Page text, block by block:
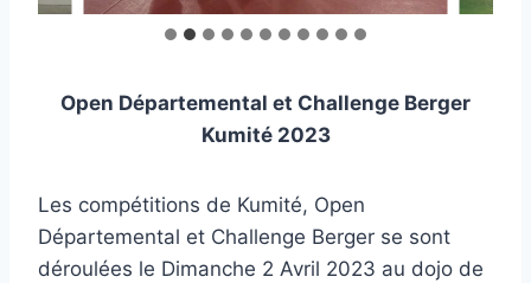
Open Départemental et Challenge Berger
Kumité 2023
Les compétitions de Kumité, Open
Départemental et Challenge Berger se sont
déroulées le Dimanche 2 Avril 2023 au dojo de